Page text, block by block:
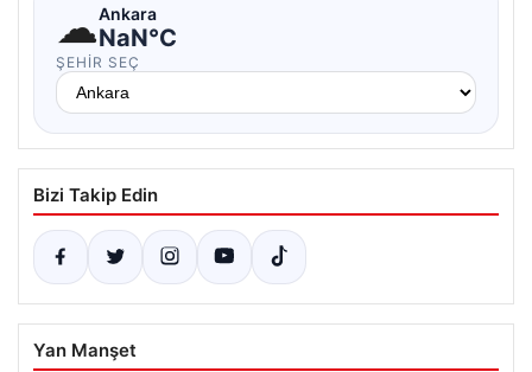
☁Ankara
NaN°C
ŞEHIR SEÇ
Bizi Takip Edin
Yan Manşet